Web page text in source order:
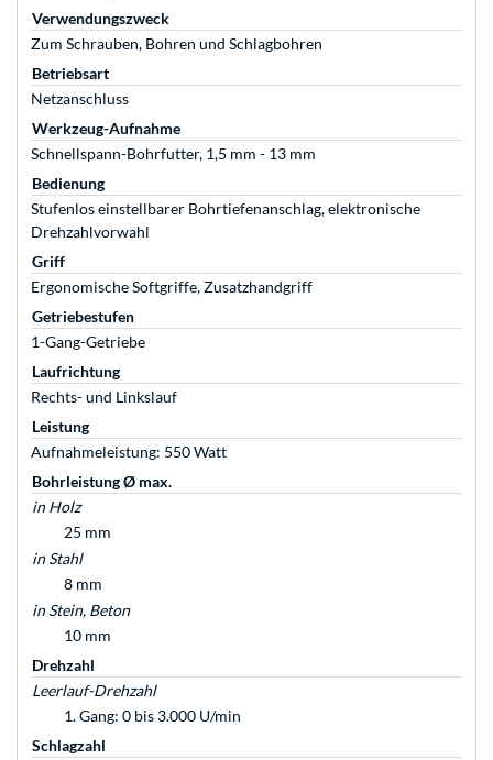
Verwendungszweck
Zum Schrauben, Bohren und Schlagbohren
Betriebsart
Netzanschluss
Werkzeug-Aufnahme
Schnellspann-Bohrfutter, 1,5 mm - 13 mm
Bedienung
Stufenlos einstellbarer Bohrtiefenanschlag, elektronische
Drehzahlvorwahl
Griff
Ergonomische Softgriffe, Zusatzhandgriff
Getriebestufen
1-Gang-Getriebe
Laufrichtung
Rechts- und Linkslauf
Leistung
Aufnahmeleistung: 550 Watt
Bohrleistung Ø max.
in Holz
25 mm
in Stahl
8 mm
in Stein, Beton
10 mm
Drehzahl
Leerlauf-Drehzahl
1. Gang: 0 bis 3.000 U/min
Schlagzahl